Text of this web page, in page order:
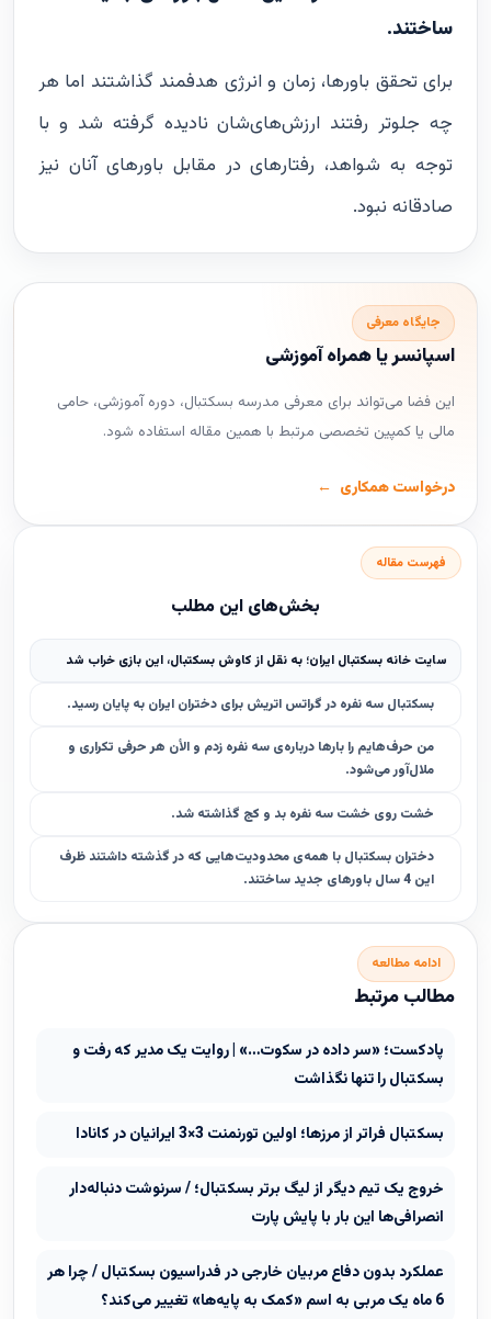
ساختند.
برای تحقق باورها، زمان و انرژی هدفمند گذاشتند اما هر
چه جلوتر رفتند ارزش‌های‌شان نادیده گرفته شد و با
توجه به شواهد، رفتارهای در مقابل باورهای آنان نیز
صادقانه نبود.
جایگاه معرفی
اسپانسر یا همراه آموزشی
این فضا می‌تواند برای معرفی مدرسه بسکتبال، دوره آموزشی، حامی
مالی یا کمپین تخصصی مرتبط با همین مقاله استفاده شود.
درخواست همکاری
فهرست مقاله
بخش‌های این مطلب
سایت خانه بسکتبال ایران؛ به نقل از کاوش بسکتبال، این بازی خراب شد
بسکتبال سه نفره در گراتس اتریش برای دختران ایران به پایان رسید.
من حرف‌هایم را بارها درباره‌ی سه نفره زدم و الأن هر حرفی تکراری و
ملال‌آور می‌شود.
خشت روی خشت سه نفره بد و کج گذاشته شد.
دختران بسکتبال با همه‌ی محدودیت‌هایی که در گذشته داشتند ظرف
این 4 سال باورهای جدید ساختند.
ادامه مطالعه
مطالب مرتبط
پادکست؛ «سر داده در سکوت…» | روایت یک مدیر که رفت و
بسکتبال را تنها نگذاشت
بسکتبال فراتر از مرزها؛ اولین تورنمنت 3×3 ایرانیان در کانادا
خروج یک تیم دیگر از لیگ برتر بسکتبال؛ / سرنوشت دنباله‌دار
انصرافی‌ها این بار با پایش پارت
عملکرد بدون دفاع مربیان خارجی در فدراسیون بسکتبال / چرا هر
6 ماه یک مربی به اسم «کمک به پایه‌ها» تغییر می‌کند؟